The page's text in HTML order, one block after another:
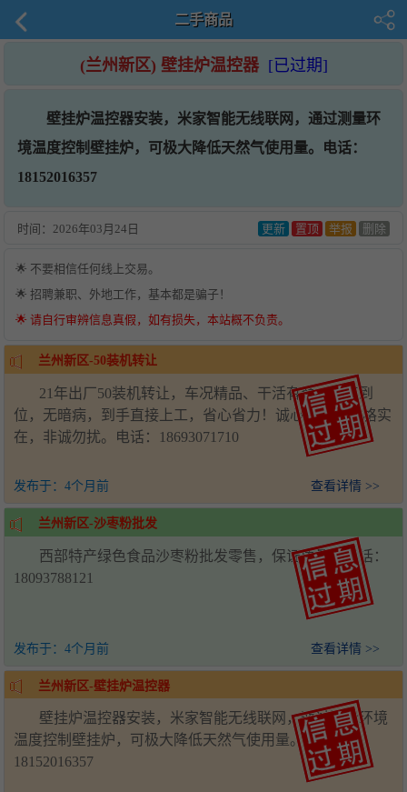
二手商品
(兰州新区) 壁挂炉温控器 [已过期]
壁挂炉温控器安装，米家智能无线联网，通过测量环
境温度控制壁挂炉，可极大降低天然气使用量。电话：
18152016357
时间： 2026年03月24日 更新 置顶 举报 删除
🌟 不要相信任何线上交易。
🌟 招聘兼职、外地工作，基本都是骗子！
🌟 请自行审辨信息真假，如有损失，本站概不负责。
兰州新区-50装机转让
21年出厂50装机转让，车况精品、干活有劲，保养到
位，无暗病，到手直接上工，省心省力！诚心转让，价格实
在，非诚勿扰。电话：18693071710
发布于： 4个月前 查看详情 >>
兰州新区-沙枣粉批发
西部特产绿色食品沙枣粉批发零售，保证质量。电话：
18093788121
发布于： 4个月前 查看详情 >>
兰州新区-壁挂炉温控器
壁挂炉温控器安装，米家智能无线联网，通过测量环境
温度控制壁挂炉，可极大降低天然气使用量。电话：
18152016357